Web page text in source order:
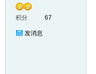
积分 67
发消息